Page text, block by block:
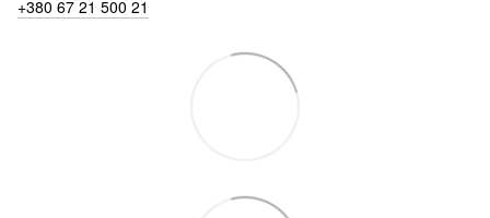
+380 67 21 500 21